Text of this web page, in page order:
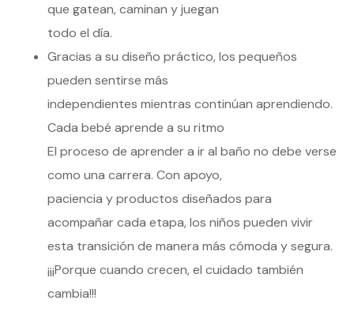
que gatean, caminan y juegan
todo el día.
Gracias a su diseño práctico, los pequeños
pueden sentirse más
independientes mientras continúan aprendiendo.
Cada bebé aprende a su ritmo
El proceso de aprender a ir al baño no debe verse
como una carrera. Con apoyo,
paciencia y productos diseñados para
acompañar cada etapa, los niños pueden vivir
esta transición de manera más cómoda y segura.
¡¡¡Porque cuando crecen, el cuidado también
cambia!!!